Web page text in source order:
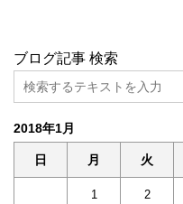
ブログ記事 検索
2018年1月
日 月 火
1 2